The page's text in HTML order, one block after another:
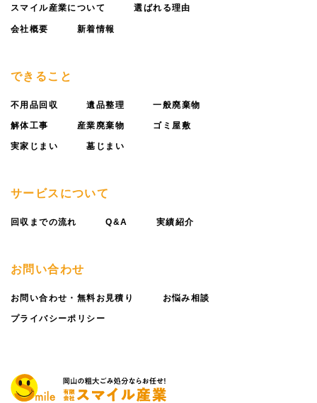
スマイル産業について 選ばれる理由
会社概要 新着情報
できること
不用品回収 遺品整理 一般廃棄物
解体工事 産業廃棄物 ゴミ屋敷
実家じまい 墓じまい
サービスについて
回収までの流れ Q&A 実績紹介
お問い合わせ
お問い合わせ・無料お見積り お悩み相談
プライバシーポリシー